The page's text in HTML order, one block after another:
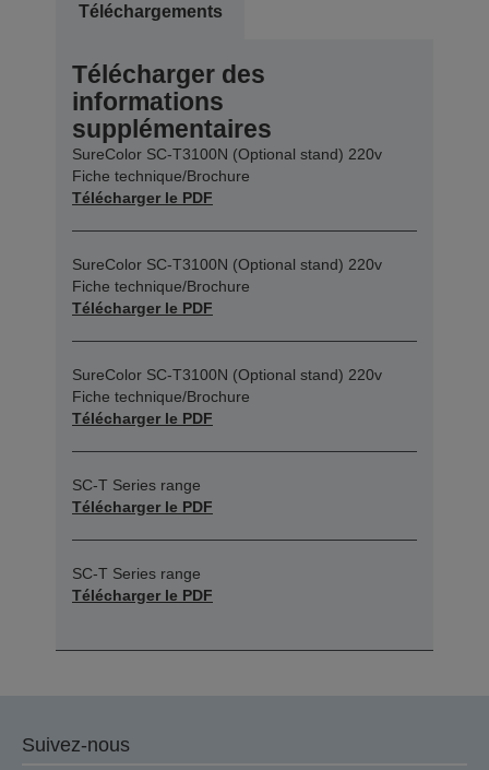
Téléchargements
Télécharger des
informations
supplémentaires
SureColor SC-T3100N (Optional stand) 220v
Fiche technique/Brochure
Télécharger le PDF
SureColor SC-T3100N (Optional stand) 220v
Fiche technique/Brochure
Télécharger le PDF
SureColor SC-T3100N (Optional stand) 220v
Fiche technique/Brochure
Télécharger le PDF
SC-T Series range
Télécharger le PDF
SC-T Series range
Télécharger le PDF
Suivez-nous